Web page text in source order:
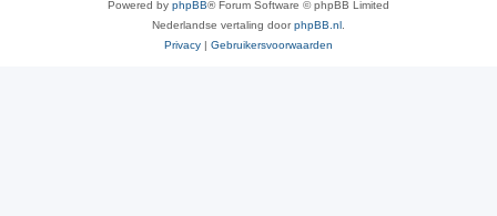
Powered by phpBB® Forum Software © phpBB Limited
Nederlandse vertaling doorphpBB.nl.
Privacy | Gebruikersvoorwaarden